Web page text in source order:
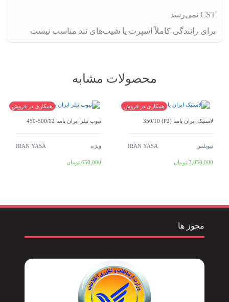
CST نمی‌رسد
برای رانندگی کاملاً اسپرت یا شیب‌های تند مناسب نیست
محصولات مشابه
لاستیک ایران یاسا (P2) 350/10
تیوبلس IRAN YASA
3,050,000 تومان
همکاری در فروش
تیوپ تیلر ایران یاسا 500/12-450
ویژه IRAN YASA
650,000 تومان
همکاری در فروش
مجوز ها